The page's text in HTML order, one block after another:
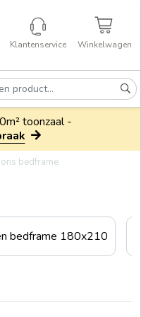
Klantenservice Winkelwagen
toonzaal -
bedframe
bedframe 180x210